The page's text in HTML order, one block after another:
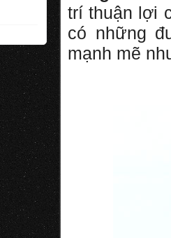
trí thuận lợi
có những
mạnh mẽ